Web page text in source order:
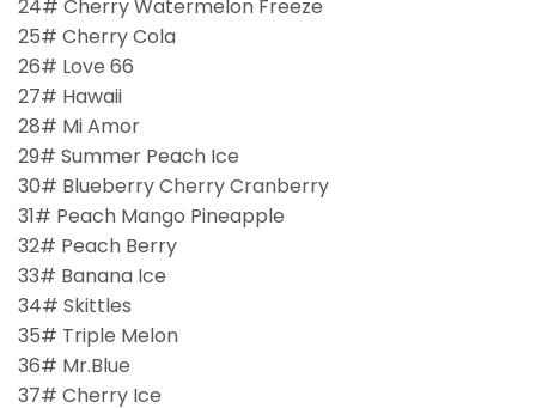
24# Cherry Watermelon Freeze
25# Cherry Cola
26# Love 66
27# Hawaii
28# Mi Amor
29# Summer Peach Ice
30# Blueberry Cherry Cranberry
31# Peach Mango Pineapple
32# Peach Berry
33# Banana Ice
34# Skittles
35# Triple Melon
36# Mr.Blue
37# Cherry Ice